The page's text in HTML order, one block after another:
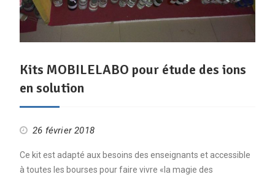
Kits MOBILELABO pour étude des ions
en solution
26 février 2018
Ce kit est adapté aux besoins des enseignants et accessible
à toutes les bourses pour faire vivre «la magie des